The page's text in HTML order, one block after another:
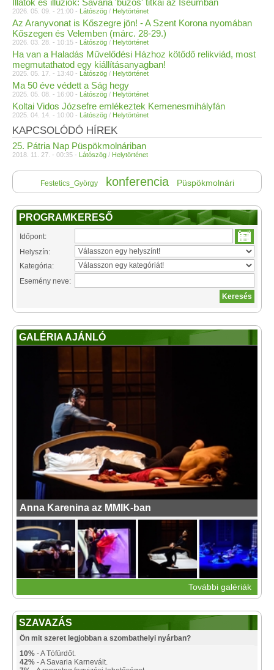
Illatok és illúziók: Savaria 'bűzös' titkai az Iseumban
2026. 05. 09. - 21:00 - Látószög / Helytörténet
Az Aranyvonat is Kőszegre jön! - A Szent Korona nyomában
Kőszegen és Velemben (márc. 28-29.)
2026. 03. 28. - 10:15 - Látószög / Helytörténet
Ha van a Haladás Művelődési Házhoz kötődő relikviád, most
megmutathatod egy kiállításanyagban!
2025. 05. 17. - 13:40 - Látószög / Helytörténet
Ma 50 éve védett a Ság hegy
2025. 05. 08. - 16:00 - Látószög / Helytörténet
Koltai Vidos Józsefre emlékeztek Kemenesmihályfán
2025. 04. 14. - 10:00 - Látószög / Helytörténet
KAPCSOLÓDÓ HÍREK
25. Pátria Nap Püspökmolnáriban
2018. 11. 27. - 00:35 - Látószög / Helytörténet
Festetics_György konferencia Püspökmolnári
PROGRAMKERESŐ
Időpont:
Helyszín:
Kategória:
Esemény neve:
GALÉRIA AJÁNLÓ
Anna Karenina az MMIK-ban
További galériák
SZAVAZÁS
Ön mit szeret legjobban a szombathelyi nyárban?
10% - A Tófürdőt.
42% - A Savaria Karnevált.